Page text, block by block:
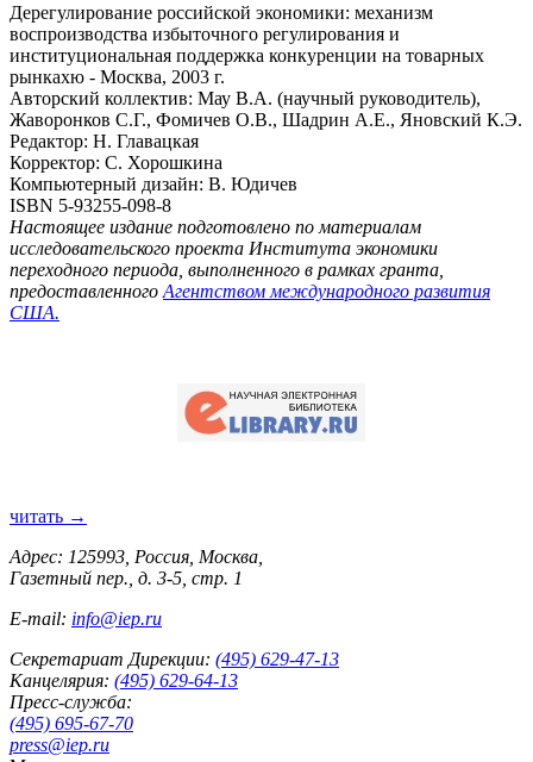
Дерегулирование российской экономики: механизм
воспроизводства избыточного регулирования и
институциональная поддержка конкуренции на товарных
рынкахю - Москва, 2003 г.
Авторский коллектив: Мау В.А. (научный руководитель),
Жаворонков С.Г., Фомичев О.В., Шадрин А.Е., Яновский К.Э.
Редактор: Н. Главацкая
Корректор: С. Хорошкина
Компьютерный дизайн: В. Юдичев
ISBN 5-93255-098-8
Настоящее издание подготовлено по материалам
исследовательского проекта Института экономики
переходного периода, выполненного в рамках гранта,
предоставленного Агентством международного развития
США.
читать →
Адрес: 125993, Россия, Москва,
Газетный пер., д. 3-5, стр. 1
E-mail: info@iep.ru
Секретариат Дирекции: (495) 629-47-13
Канцелярия: (495) 629-64-13
Пресс-служба:
(495) 695-67-70
press@iep.ru